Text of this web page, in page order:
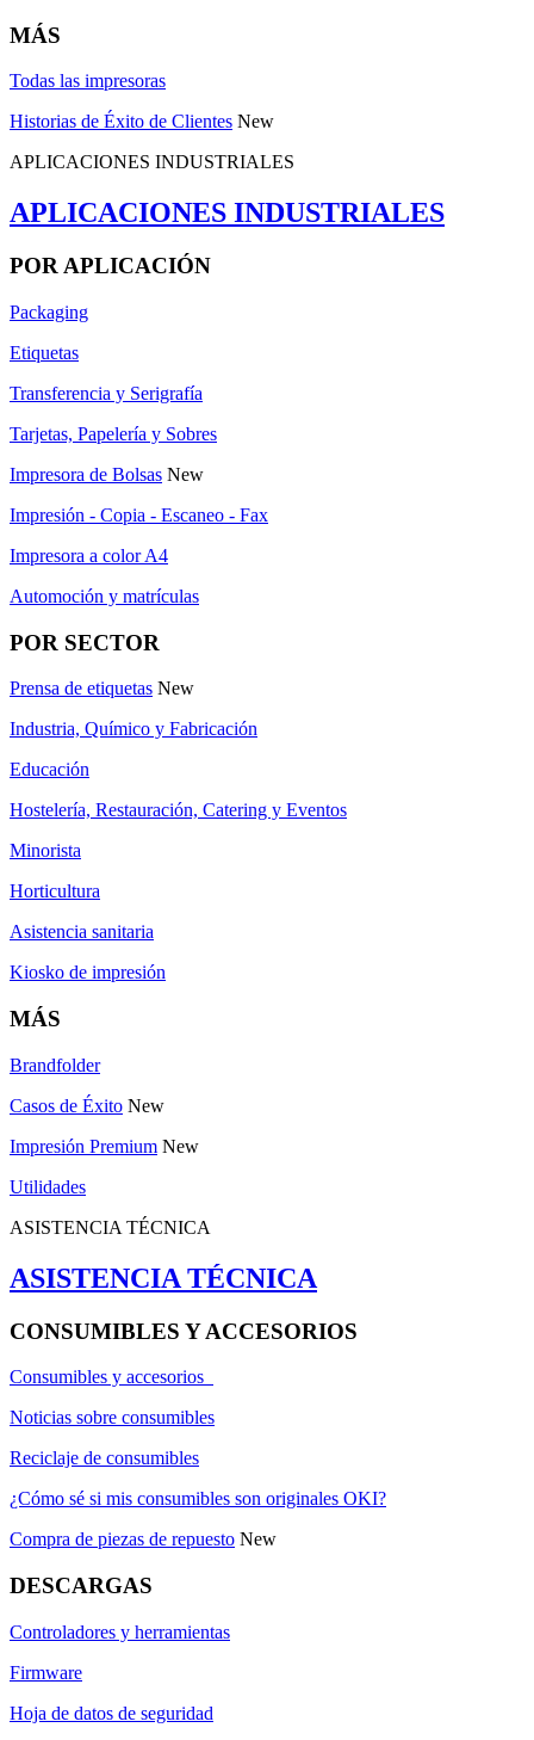
MÁS
Todas las impresoras
Historias de Éxito de Clientes New
APLICACIONES INDUSTRIALES
APLICACIONES INDUSTRIALES
POR APLICACIÓN
Packaging
Etiquetas
Transferencia y Serigrafía
Tarjetas, Papelería y Sobres
Impresora de Bolsas New
Impresión - Copia - Escaneo - Fax
Impresora a color A4
Automoción y matrículas
POR SECTOR
Prensa de etiquetas New
Industria, Químico y Fabricación
Educación
Hostelería, Restauración, Catering y Eventos
Minorista
Horticultura
Asistencia sanitaria
Kiosko de impresión
MÁS
Brandfolder
Casos de Éxito New
Impresión Premium New
Utilidades
ASISTENCIA TÉCNICA
ASISTENCIA TÉCNICA
CONSUMIBLES Y ACCESORIOS
Consumibles y accesorios
Noticias sobre consumibles
Reciclaje de consumibles
¿Cómo sé si mis consumibles son originales OKI?
Compra de piezas de repuesto New
DESCARGAS
Controladores y herramientas
Firmware
Hoja de datos de seguridad